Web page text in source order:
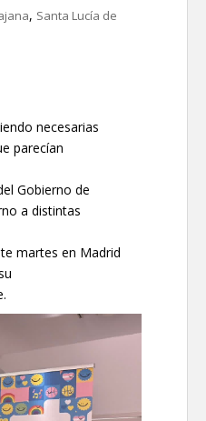
, Santa Lucía de
necesarias
parecían
Gobierno de
a distintas
martes en Madrid